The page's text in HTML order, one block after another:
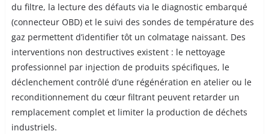
du filtre, la lecture des défauts via le diagnostic embarqué
(connecteur OBD) et le suivi des sondes de température des
gaz permettent d’identifier tôt un colmatage naissant. Des
interventions non destructives existent : le nettoyage
professionnel par injection de produits spécifiques, le
déclenchement contrôlé d’une régénération en atelier ou le
reconditionnement du cœur filtrant peuvent retarder un
remplacement complet et limiter la production de déchets
industriels.